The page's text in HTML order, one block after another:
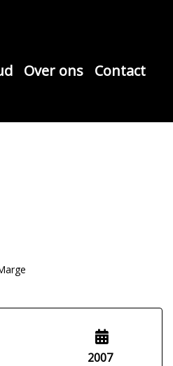
Over ons Contact
2007